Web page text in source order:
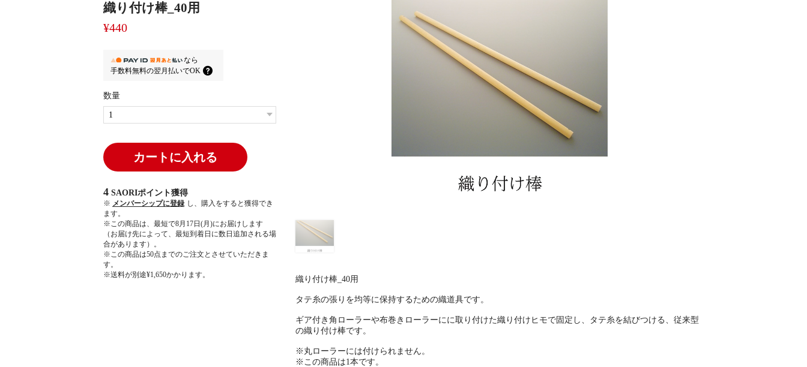
織り付け棒_40用
¥440
なら
手数料無料の翌月払いでOK
数量
カートに入れる
4 SAORIポイント獲得
※ メンバーシップに登録 し、購入をすると獲得でき
ます。
※この商品は、最短で8月17日(月)にお届けします
（お届け先によって、最短到着日に数日追加される場
合があります）。
※この商品は50点までのご注文とさせていただきま
す。
※送料が別途¥1,650かかります。
織り付け棒_40用
タテ糸の張りを均等に保持するための織道具です。
ギア付き角ローラーや布巻きローラーにに取り付けた織り付けヒモで固定し、タテ糸を結びつける、従来型
の織り付け棒です。
※丸ローラーには付けられません。
※この商品は1本です。